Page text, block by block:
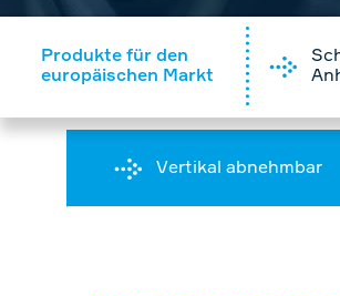
Produkte für den
europäischen Markt
Vertikal abnehmbar